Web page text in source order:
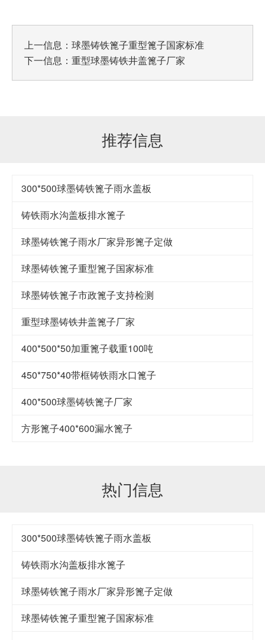
上一信息： 球墨铸铁篦子重型篦子国家标准
下一信息： 重型球墨铸铁井盖篦子厂家
推荐信息
300*500球墨铸铁篦子雨水盖板
铸铁雨水沟盖板排水篦子
球墨铸铁篦子雨水厂家异形篦子定做
球墨铸铁篦子重型篦子国家标准
球墨铸铁篦子市政篦子支持检测
重型球墨铸铁井盖篦子厂家
400*500*50加重篦子载重100吨
450*750*40带框铸铁雨水口篦子
400*500球墨铸铁篦子厂家
方形篦子400*600漏水篦子
热门信息
300*500球墨铸铁篦子雨水盖板
铸铁雨水沟盖板排水篦子
球墨铸铁篦子雨水厂家异形篦子定做
球墨铸铁篦子重型篦子国家标准